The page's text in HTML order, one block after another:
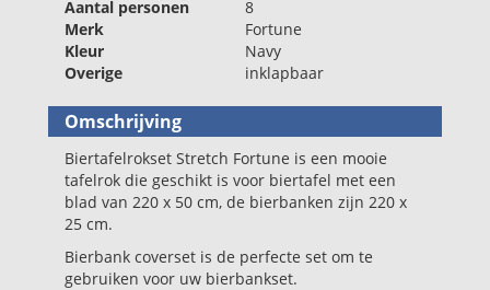
Aantal personen
8
Merk
Fortune
Kleur
Navy
Overige
inklapbaar
Omschrijving
Biertafelrokset Stretch Fortune is een mooie
tafelrok die geschikt is voor biertafel met een
blad van 220 x 50 cm, de bierbanken zijn 220 x
25 cm.
Bierbank coverset is de perfecte set om te
gebruiken voor uw bierbankset.